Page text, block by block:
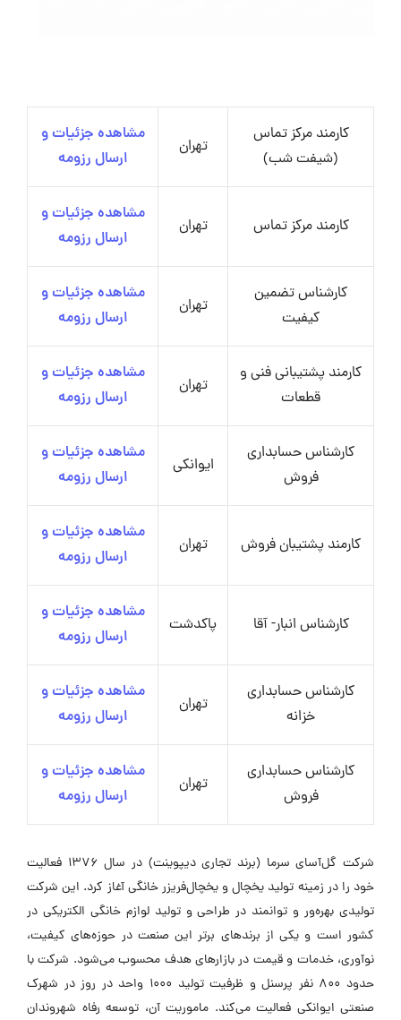
کارمند مرکز تماس
(شیفت شب)
تهران
مشاهده جزئیات و
ارسال رزومه
کارمند مرکز تماس تهران
مشاهده جزئیات و
ارسال رزومه
کارشناس تضمین
کیفیت
تهران
مشاهده جزئیات و
ارسال رزومه
کارمند پشتیبانی فنی و
قطعات
تهران
مشاهده جزئیات و
ارسال رزومه
کارشناس حسابداری
فروش
ایوانکی
مشاهده جزئیات و
ارسال رزومه
کارمند پشتیبان فروش تهران
مشاهده جزئیات و
ارسال رزومه
کارشناس انبار- آقا پاکدشت
مشاهده جزئیات و
ارسال رزومه
کارشناس حسابداری
خزانه
تهران
مشاهده جزئیات و
ارسال رزومه
کارشناس حسابداری
فروش
تهران
مشاهده جزئیات و
ارسال رزومه
شرکت گل‌آسای سرما (برند تجاری دیپوینت) در سال ۱۳۷۶ فعالیت
خود را در زمینه تولید یخچال و یخچال‌فریزر خانگی آغاز کرد. این شرکت
تولیدی بهره‌ور و توانمند در طراحی و تولید لوازم خانگی الکتریکی در
کشور است و یکی از برندهای برتر این صنعت در حوزه‌های کیفیت،
نوآوری، خدمات و قیمت در بازارهای هدف محسوب می‌شود. شرکت با
حدود ۸۰۰ نفر پرسنل و ظرفیت تولید ۱۰۰۰ واحد در روز در شهرک
صنعتی ایوانکی فعالیت می‌کند. ماموریت آن، توسعه رفاه شهروندان